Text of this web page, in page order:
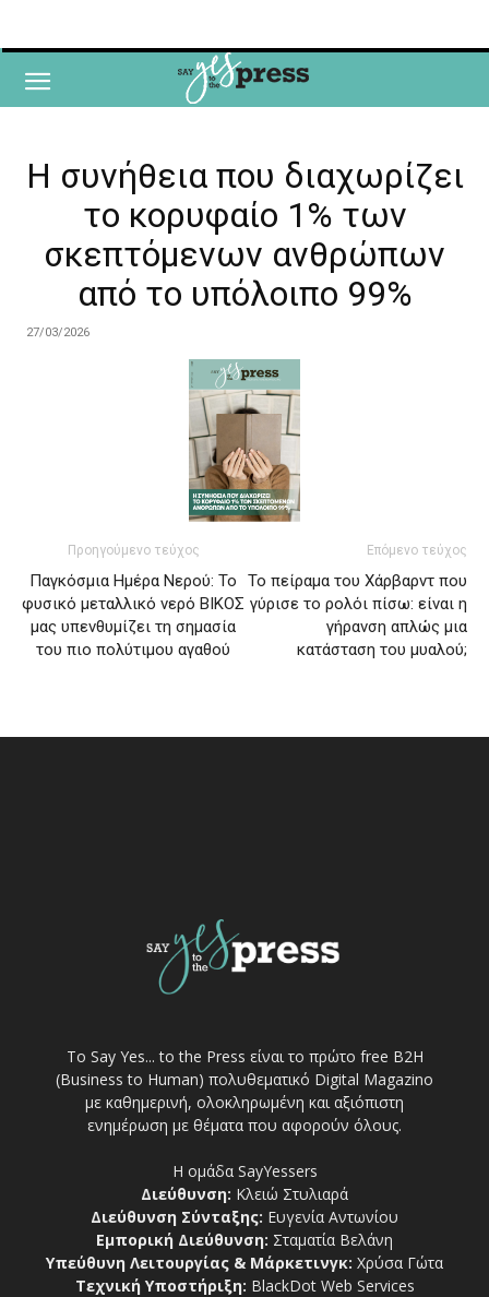
Η συνήθεια που διαχωρίζει
το κορυφαίο 1% των
σκεπτόμενων ανθρώπων
από το υπόλοιπο 99%
27/03/2026
Προηγούμενο τεύχος
Παγκόσμια Ημέρα Νερού: Το
φυσικό μεταλλικό νερό ΒΙΚΟΣ
μας υπενθυμίζει τη σημασία
του πιο πολύτιμου αγαθού
Επόμενο τεύχος
Το πείραμα του Χάρβαρντ που
γύρισε το ρολόι πίσω: είναι η
γήρανση απλώς μια
κατάσταση του μυαλού;
Το Say Yes... to the Press είναι το πρώτο free Β2Η
(Business to Human) πολυθεματικό Digital Magazino
με καθημερινή, ολοκληρωμένη και αξιόπιστη
ενημέρωση με θέματα που αφορούν όλους.
Η ομάδα SayYessers
Διεύθυνση: Κλειώ Στυλιαρά
Διεύθυνση Σύνταξης: Ευγενία Αντωνίου
Εμπορική Διεύθυνση: Σταματία Βελάνη
Υπεύθυνη Λειτουργίας & Μάρκετινγκ: Χρύσα Γώτα
Τεχνική Υποστήριξη: BlackDot Web Services